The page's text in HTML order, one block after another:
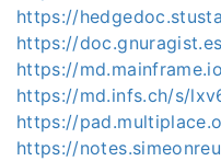
https://
https://
https://
https://md.infs.ch/s/
https://
https://